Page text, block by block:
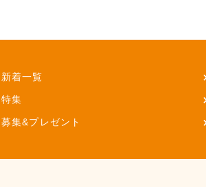
新着一覧
特集
募集&プレゼント